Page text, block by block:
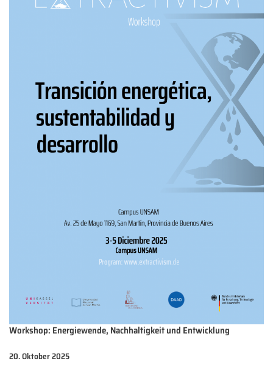
Workshop: Energiewende, Nachhaltigkeit und Entwicklung
20. Oktober 2025